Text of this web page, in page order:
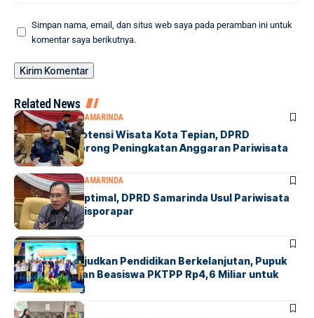
Simpan nama, email, dan situs web saya pada peramban ini untuk
komentar saya berikutnya.
Related News
DPRD SAMARINDASAMARINDA
Optimalkan Potensi Wisata Kota Tepian, DPRD
Samarinda Dorong Peningkatan Anggaran Pariwisata
DPRD SAMARINDASAMARINDA
Sebut Lebih Optimal, DPRD Samarinda Usul Pariwisata
Dipisah dari Disporapar
BONTANGSOCIETY
Komitmen Wujudkan Pendidikan Berkelanjutan, Pupuk
Kaltim Salurkan Beasiswa PKTPP Rp4,6 Miliar untuk
Anak Bontang
BONTANG SOCIETY